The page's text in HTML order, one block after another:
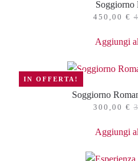
Soggiorno
450,00 €
Aggiungi
IN OFFERTA!
Soggiorno
300,00 €
Aggiungi